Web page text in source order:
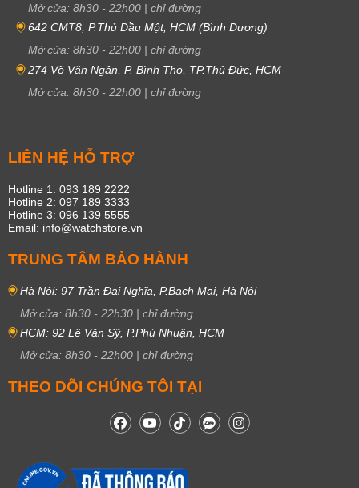
Mở cửa: 8h30 - 22h00 | chỉ đường
642 CMT8, P.Thủ Dầu Một, HCM (Bình Dương)
Mở cửa: 8h30 - 22h00 | chỉ đường
274 Võ Văn Ngân, P. Bình Thọ, TP.Thủ Đức, HCM
Mở cửa: 8h30 - 22h00 | chỉ đường
LIÊN HỆ HỖ TRỢ
Hotline 1: 093 189 2222
Hotline 2: 097 189 3333
Hotline 3: 096 139 5555
Email: info@watchstore.vn
TRUNG TÂM BẢO HÀNH
Hà Nội: 97 Trần Đại Nghĩa, P.Bạch Mai, Hà Nội
Mở cửa: 8h30 - 22h30 | chỉ đường
HCM: 92 Lê Văn Sỹ, P.Phú Nhuận, HCM
Mở cửa: 8h30 - 22h00 | chỉ đường
THEO DÕI CHÚNG TÔI TẠI